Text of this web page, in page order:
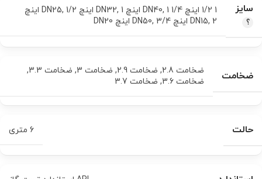
سایز 1 1/2 اینچ DN40 , 1 1/4 اینچ DN32 , 1 اینچ DN25 ,
1/2 اینچ
DN15, 2 اینچ DN50 , 3/4 اینچ DN20
ضخامت ضخامت 2.8 , ضخامت 2.9 , ضخامت 3 , ضخامت 3.3
,
ضخامت 3.6
, ضخامت 3.7
حالت 6 متری